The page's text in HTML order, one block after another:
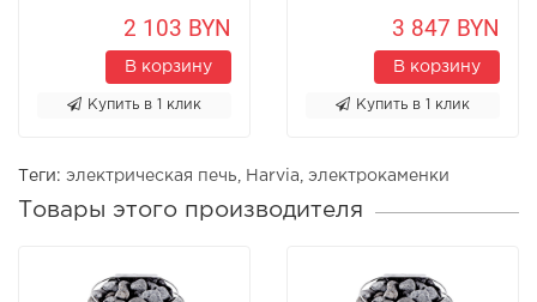
2 103 BYN
В корзину
Купить в 1 клик
3 847 BYN
В корзину
Купить в 1 клик
Теги: электрическая печь Harvia электрокаменки
Товары этого производителя